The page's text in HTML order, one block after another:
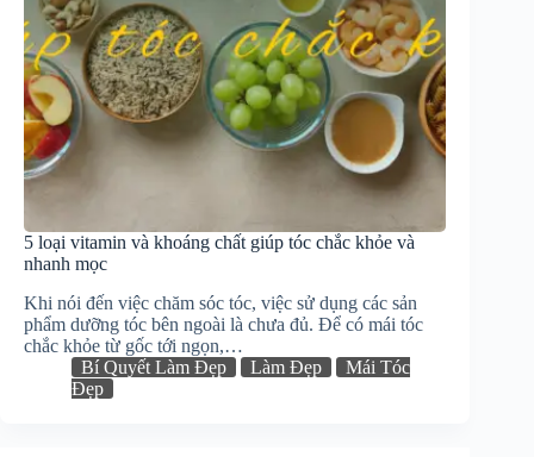
5 loại vitamin và khoáng chất giúp tóc chắc khỏe và
nhanh mọc
Khi nói đến việc chăm sóc tóc, việc sử dụng các sản
phẩm dưỡng tóc bên ngoài là chưa đủ. Để có mái tóc
chắc khỏe từ gốc tới ngọn,…
Bí Quyết Làm Đẹp
Làm Đẹp
Mái Tóc
Đẹp